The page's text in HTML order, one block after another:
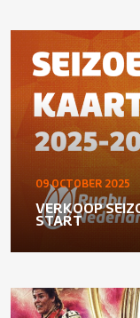
09 OCTOBER 2025
VERKOOP
START